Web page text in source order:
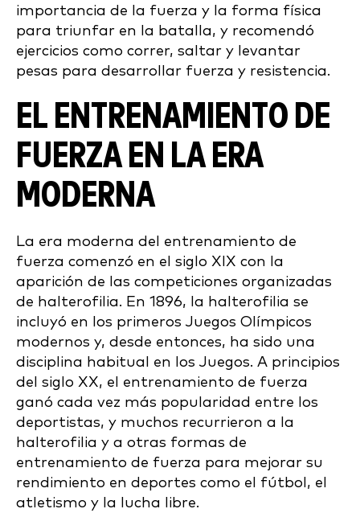
importancia de la fuerza y la forma física
para triunfar en la batalla, y recomendó
ejercicios como correr, saltar y levantar
pesas para desarrollar fuerza y resistencia.
EL ENTRENAMIENTO DE
FUERZA EN LA ERA
MODERNA
La era moderna del entrenamiento de
fuerza comenzó en el siglo XIX con la
aparición de las competiciones organizadas
de halterofilia. En 1896, la halterofilia se
incluyó en los primeros Juegos Olímpicos
modernos y, desde entonces, ha sido una
disciplina habitual en los Juegos. A principios
del siglo XX, el entrenamiento de fuerza
ganó cada vez más popularidad entre los
deportistas, y muchos recurrieron a la
halterofilia y a otras formas de
entrenamiento de fuerza para mejorar su
rendimiento en deportes como el fútbol, el
atletismo y la lucha libre.